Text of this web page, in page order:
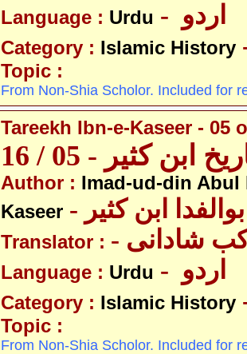
Language : Urdu
Category : Islamic History
Topic :
From Non-Shia Scholor. Included for
Tareekh Ibn-e-Kaseer - 05
ابن کثیر - 05 / 16
Author : Imad-ud-din Abul
Kaseer
ابن کثیر
Translator : شادانی
Language : Urdu
Category : Islamic History
Topic :
From Non-Shia Scholor. Included for